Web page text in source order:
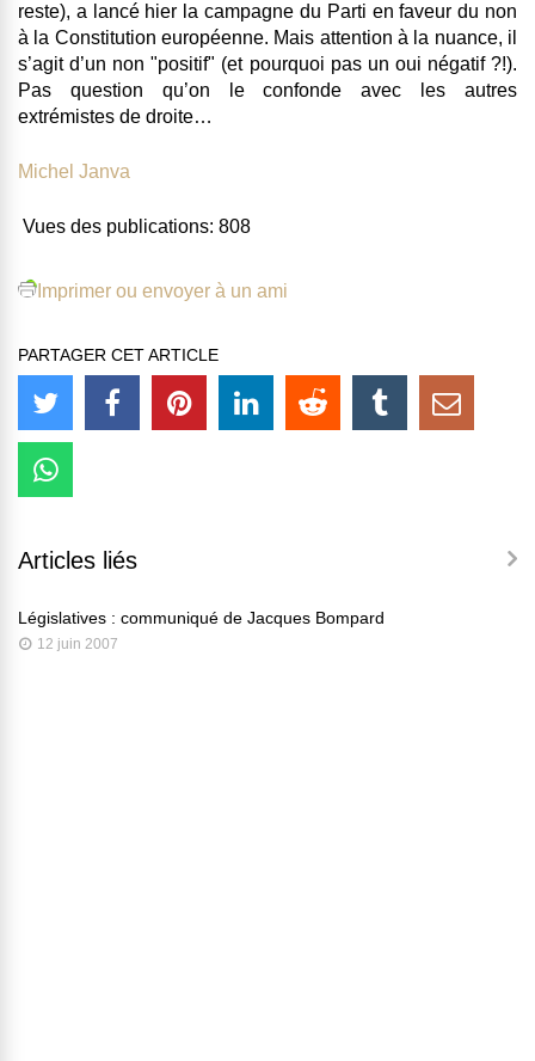
reste), a lancé hier la campagne du Parti en faveur du non
à la Constitution européenne. Mais attention à la nuance, il
s’agit d’un non "positif" (et pourquoi pas un oui négatif ?!).
Pas question qu’on le confonde avec les autres
extrémistes de droite…
Michel Janva
Vues des publications: 808
Imprimer ou envoyer à un ami
PARTAGER CET ARTICLE
Articles liés
Législatives : communiqué de Jacques Bompard
12 juin 2007